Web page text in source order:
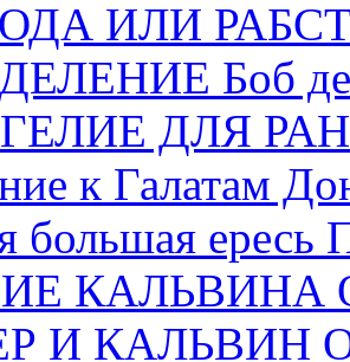
ИЛИ
Боб де
ДЛЯ
к Галатам
большая ересь
КАЛЬВИНА
И КАЛЬВИН